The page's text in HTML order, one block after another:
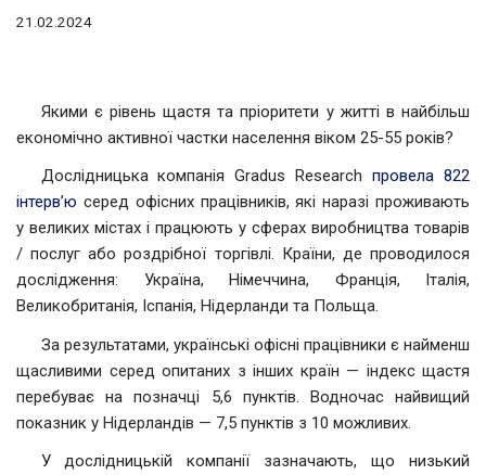
21.02.2024
Якими є рівень щастя та пріоритети у житті в найбільш
економічно активної частки населення віком 25-55 років?
Дослідницька компанія Gradus Researchпровела 822
інтерв’ю серед офісних працівників, які наразі проживають
у великих містах і працюють у сферах виробництва товарів
/ послуг або роздрібної торгівлі. Країни, де проводилося
дослідження: Україна, Німеччина, Франція, Італія,
Великобританія, Іспанія, Нідерланди та Польща.
За результатами, українські офісні працівники є найменш
щасливими серед опитаних з інших країн — індекс щастя
перебуває на позначці 5,6 пунктів. Водночас найвищий
показник у Нідерландів — 7,5 пунктів з 10 можливих.
У дослідницькій компанії зазначають, що низький